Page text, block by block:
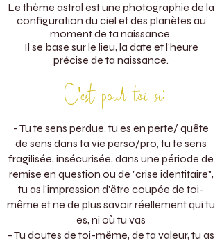
Le thème astral est une photographie de la
configuration du ciel et des planètes au
moment de ta naissance.
Il se base sur le lieu, la date et l'heure
précise de ta naissance.
C'est pour toi si:
- Tu te sens perdue, tu es en perte/ quête
de sens ​ dans ta vie perso/pro, tu te sens
fragilisée, insécurisée, dans une période de
remise en question ou de "crise identitaire",
tu as l'impression d'être coupée de toi-
même et ne de plus savoir réellement qui tu
es, ni où tu vas
- Tu doutes de toi-même, de ta valeur, tu as